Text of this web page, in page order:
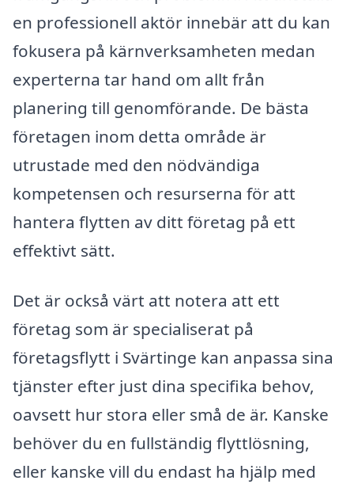
en professionell aktör innebär att du kan
fokusera på kärnverksamheten medan
experterna tar hand om allt från
planering till genomförande. De bästa
företagen inom detta område är
utrustade med den nödvändiga
kompetensen och resurserna för att
hantera flytten av ditt företag på ett
effektivt sätt.
Det är också värt att notera att ett
företag som är specialiserat på
företagsflytt i Svärtinge kan anpassa sina
tjänster efter just dina specifika behov,
oavsett hur stora eller små de är. Kanske
behöver du en fullständig flyttlösning,
eller kanske vill du endast ha hjälp med